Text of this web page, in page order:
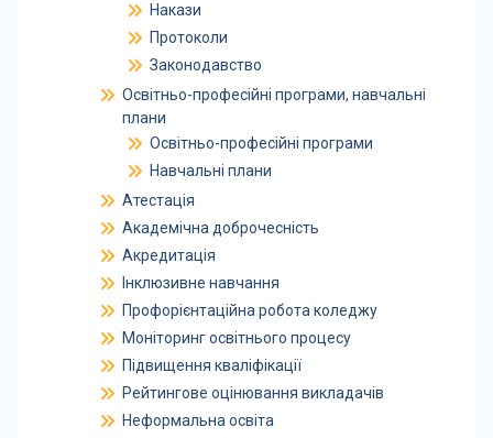
Накази
Протоколи
Законодавство
Освітньо-професійні програми, навчальні
плани
Освітньо-професійні програми
Навчальні плани
Атестація
Академічна доброчесність
Акредитація
Інклюзивне навчання
Профорієнтаційна робота коледжу
Моніторинг освітнього процесу
Підвищення кваліфікації
Рейтингове оцінювання викладачів
Неформальна освіта